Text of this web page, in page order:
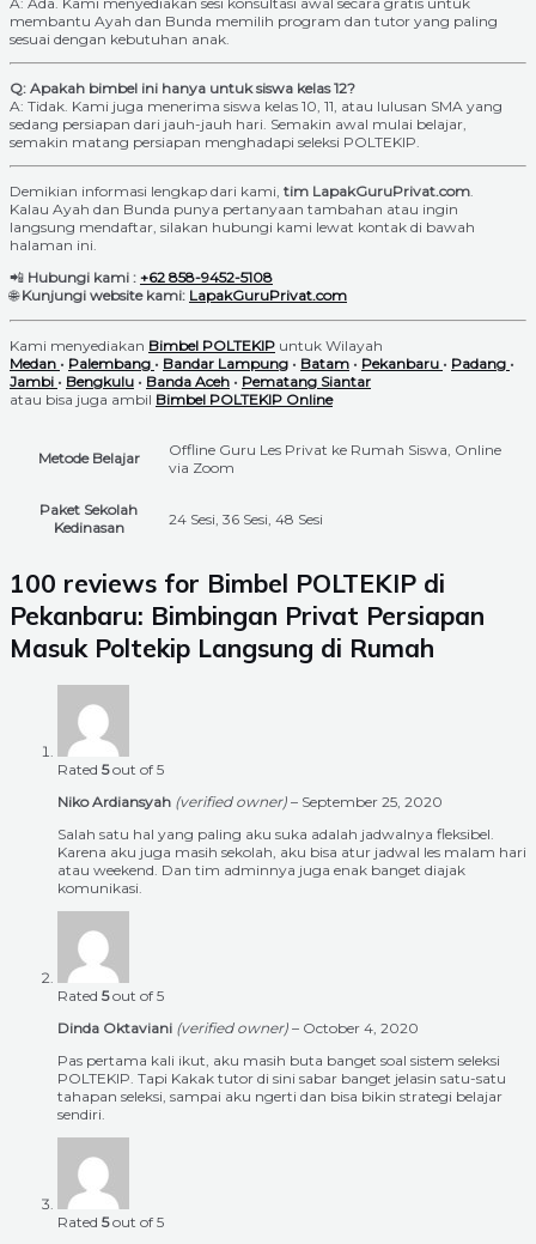
membantu Ayah dan Bunda memilih program dan tutor yang paling
sesuai dengan kebutuhan anak.
Q: Apakah bimbel ini hanya untuk siswa kelas 12?
A: Tidak. Kami juga menerima siswa kelas 10, 11, atau lulusan SMA yang
sedang persiapan dari jauh-jauh hari. Semakin awal mulai belajar,
semakin matang persiapan menghadapi seleksi POLTEKIP.
Demikian informasi lengkap dari kami, tim LapakGuruPrivat.com.
Kalau Ayah dan Bunda punya pertanyaan tambahan atau ingin
langsung mendaftar, silakan hubungi kami lewat kontak di bawah
halaman ini.
📲 Hubungi kami : +62 858-9452-5108
🌐Kunjungi website kami: LapakGuruPrivat.com
Kami menyediakan Bimbel POLTEKIP untuk Wilayah
Medan • Palembang • Bandar Lampung • Batam • Pekanbaru • Padang •
Jambi • Bengkulu • Banda Aceh • Pematang Siantar
atau bisa juga ambil Bimbel POLTEKIP Online
Metode Belajar
Offline Guru Les Privat ke Rumah Siswa, Online
via Zoom
Paket Sekolah
Kedinasan
24 Sesi, 36 Sesi, 48 Sesi
100 reviews for Bimbel POLTEKIP di
Pekanbaru: Bimbingan Privat Persiapan
Masuk Poltekip Langsung di Rumah
Rated 5out of 5
Niko Ardiansyah (verified owner) – September 25, 2020
Salah satu hal yang paling aku suka adalah jadwalnya fleksibel.
Karena aku juga masih sekolah, aku bisa atur jadwal les malam hari
atau weekend. Dan tim adminnya juga enak banget diajak
komunikasi.
Rated 5out of 5
Dinda Oktaviani (verified owner) – October 4, 2020
Pas pertama kali ikut, aku masih buta banget soal sistem seleksi
POLTEKIP. Tapi Kakak tutor di sini sabar banget jelasin satu-satu
tahapan seleksi, sampai aku ngerti dan bisa bikin strategi belajar
sendiri.
Rated 5out of 5